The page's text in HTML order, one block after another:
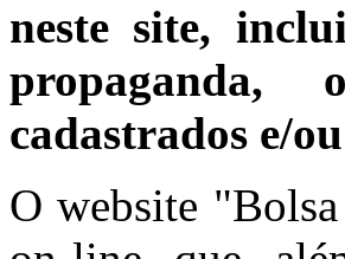
neste site,
propaganda,
cadastrados e/
O website